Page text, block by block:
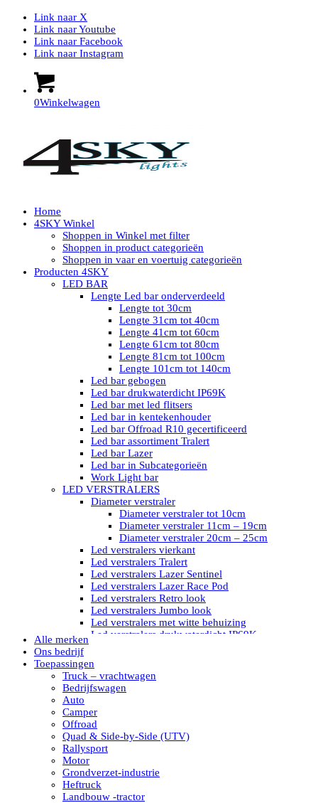
Link naar X
Link naar Youtube
Link naar Facebook
Link naar Instagram
0Winkelwagen
Home
4SKY Winkel
Shoppen in Winkel met filter
Shoppen in product categorieën
Shoppen in vaar en voertuig categorieën
Producten 4SKY
LED BAR
Lengte Led bar onderverdeeld
Lengte tot 30cm
Lengte 31cm tot 40cm
Lengte 41cm tot 60cm
Lengte 61cm tot 80cm
Lengte 81cm tot 100cm
Lengte 101cm tot 140cm
Led bar gebogen
Led bar drukwaterdicht IP69K
Led bar met led flitsers
Led bar in kentekenhouder
Led bar Offroad R10 gecertificeerd
Led bar assortiment Tralert
Led bar Lazer
Led bar in Subcategorieën
Work Light bar
LED VERSTRALERS
Diameter verstraler
Diameter verstraler tot 10cm
Diameter verstraler 11cm – 19cm
Diameter verstraler 20cm – 25cm
Led verstralers vierkant
Led verstralers Tralert
Led verstralers Lazer Sentinel
Led verstralers Lazer Race Pod
Led verstralers Retro look
Led verstralers Jumbo look
Led verstralers met witte behuizing
Led verstralers drukwaterdicht IP69K
LED WERKLAMPEN
Model werklamp
Led werklamp vierkant
Led werklamp ovaal
Led werklamp kleur wit
Combinatie LED werklampen
Led achteruitrijverlichting
Led onderbouw achteruitrijlamp
Led werklamp industrieel
Alle merken
Ons bedrijf
Toepassingen
Truck – vrachtwagen
Bedrijfswagen
Auto
Camper
Offroad
Quad & Side-by-Side (UTV)
Rallysport
Motor
Grondverzet-industrie
Heftruck
Landbouw -tractor